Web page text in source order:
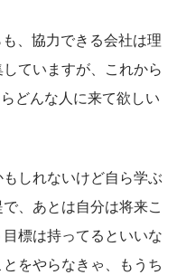
、協力できる会社は理
ていますが、これから
どんな人に来て欲しい
しれないけど自ら学ぶ
、あとは自分は将来こ
標は持ってるといいな
をやらなきゃ、もうち